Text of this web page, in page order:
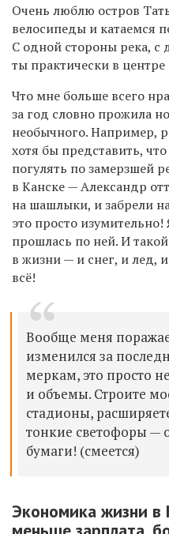
Очень люблю остров
велосипеды и катаемся
С одной стороны река,
ты практически в
Что мне больше всего
за год словно прожила
необычного. Например,
хотя бы представить,
погулять по замерзшей
в Канске — Александр
на шашлыки, и забрели
это просто
прошлась по ней. И
в жизни — и снег, и лед,
всё!
Вообще меня
изменился за
меркам, это просто
и объемы. Строите
стадионы,
тонкие светофоры —
бумаги! (смеется)
Экономика жизни в